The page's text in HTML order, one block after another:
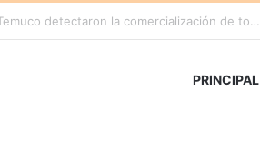
Empresarios de Angol donan cuatro hectáreas para apoyar reubicación de familias afectadas por inundaciones
PRINCIPAL